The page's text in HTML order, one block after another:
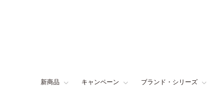
新商品 キャンペーン ブランド・シリーズ